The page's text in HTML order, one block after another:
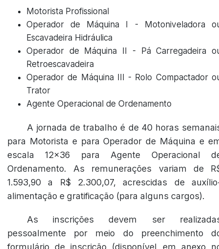
Motorista Profissional
Operador de Máquina I - Motoniveladora
Escavadeira Hidráulica
Operador de Máquina II - Pá Carregadeira
Retroescavadeira
Operador de Máquina III - Rolo Compactador
Trator
Agente Operacional de Ordenamento
A jornada de trabalho é de 40 horas
para Motorista e para Operador de Máquina e
escala 12x36 para Agente Operacional
Ordenamento. As remunerações variam de
1.593,90 a R$ 2.300,07, acrescidas de
alimentação e gratificação (para alguns cargos).
As inscrições devem ser
pessoalmente por meio do preenchimento
formulário de inscrição (disponível em anexo